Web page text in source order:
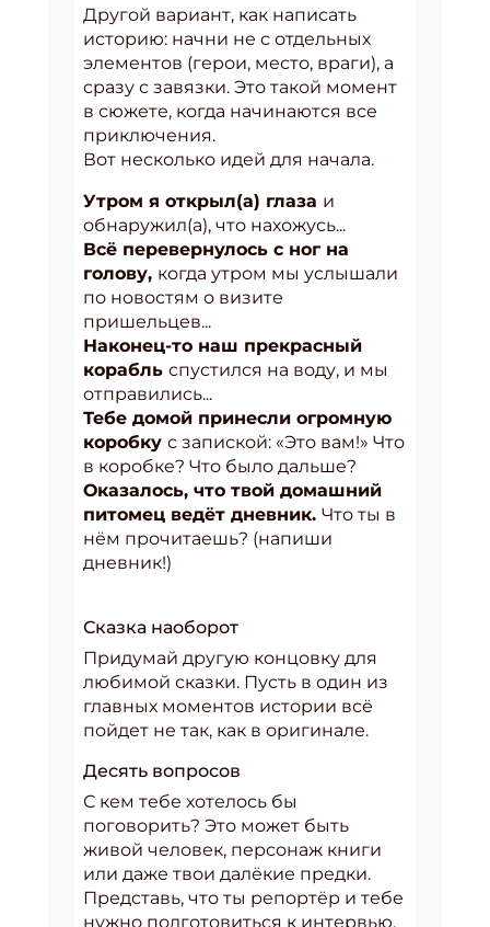
Другой вариант, как написать
историю: начни не с отдельных
элементов (герои, место, враги), а
сразу с завязки. Это такой момент
в сюжете, когда начинаются все
приключения.
Вот несколько идей для начала.
Утром я открыл(а) глаза и
обнаружил(а), что нахожусь...
Всё перевернулось с ног на
голову, когда утром мы услышали
по новостям о визите
пришельцев...
Наконец-то наш прекрасный
корабль спустился на воду, и мы
отправились...
Тебе домой принесли огромную
коробку с запиской: «Это вам!» Что
в коробке? Что было дальше?
Оказалось, что твой домашний
питомец ведёт дневник. Что ты в
нём прочитаешь? (напиши
дневник!)
Сказка наоборот
Придумай другую концовку для
любимой сказки. Пусть в один из
главных моментов истории всё
пойдет не так, как в оригинале.
Десять вопросов
С кем тебе хотелось бы
поговорить? Это может быть
живой человек, персонаж книги
или даже твои далёкие предки.
Представь, что ты репортёр и тебе
нужно подготовиться к интервью.